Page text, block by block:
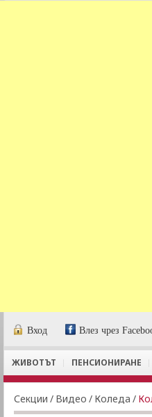
Вход Влез чрез
ЖИВОТЪТ ПЕНСИОНИРАНЕ
Секции / Видеo / Коледа /